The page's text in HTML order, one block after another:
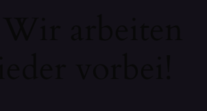
arbeiten
vorbei!